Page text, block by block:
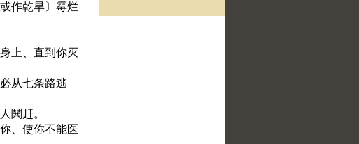
作乾旱〕霉烂
上、直到你灭
从七条路逃
鬨赶。
、使你不能医